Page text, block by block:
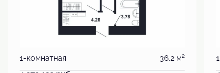
1-комнатная 36.2 м2